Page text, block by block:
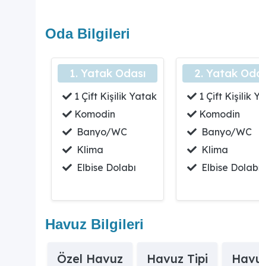
Villa Alaz, doğa manzarasına hakim, genişliği
10. Villanın konumu nasıl avantajlar sunar?
Villa, plaja yakın konumu ve tertemiz
Oda Bilgileri
1. Yatak Odası
1 Çift Kişilik Yatak
Komodin
Banyo/WC
Klima
Elbise Dolabı
2. Yatak
1 Çift Kişilik
Komodin
Banyo/WC
Klima
Elbise
Havuz Bilgileri
Özel Havuz Havuz Tipi